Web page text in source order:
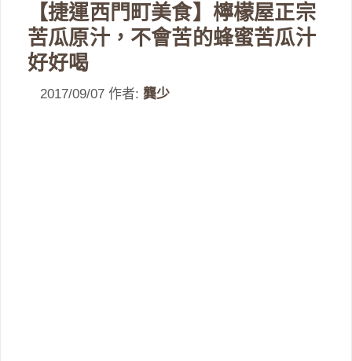
【捷運西門町美食】檸檬屋正宗
苦瓜原汁，不會苦的蜂蜜苦瓜汁
好好喝
2017/09/07 作者: 龔少